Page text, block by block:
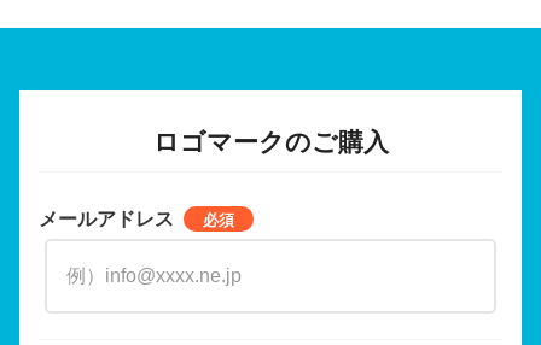
ロゴマークのご購入
メールアドレス